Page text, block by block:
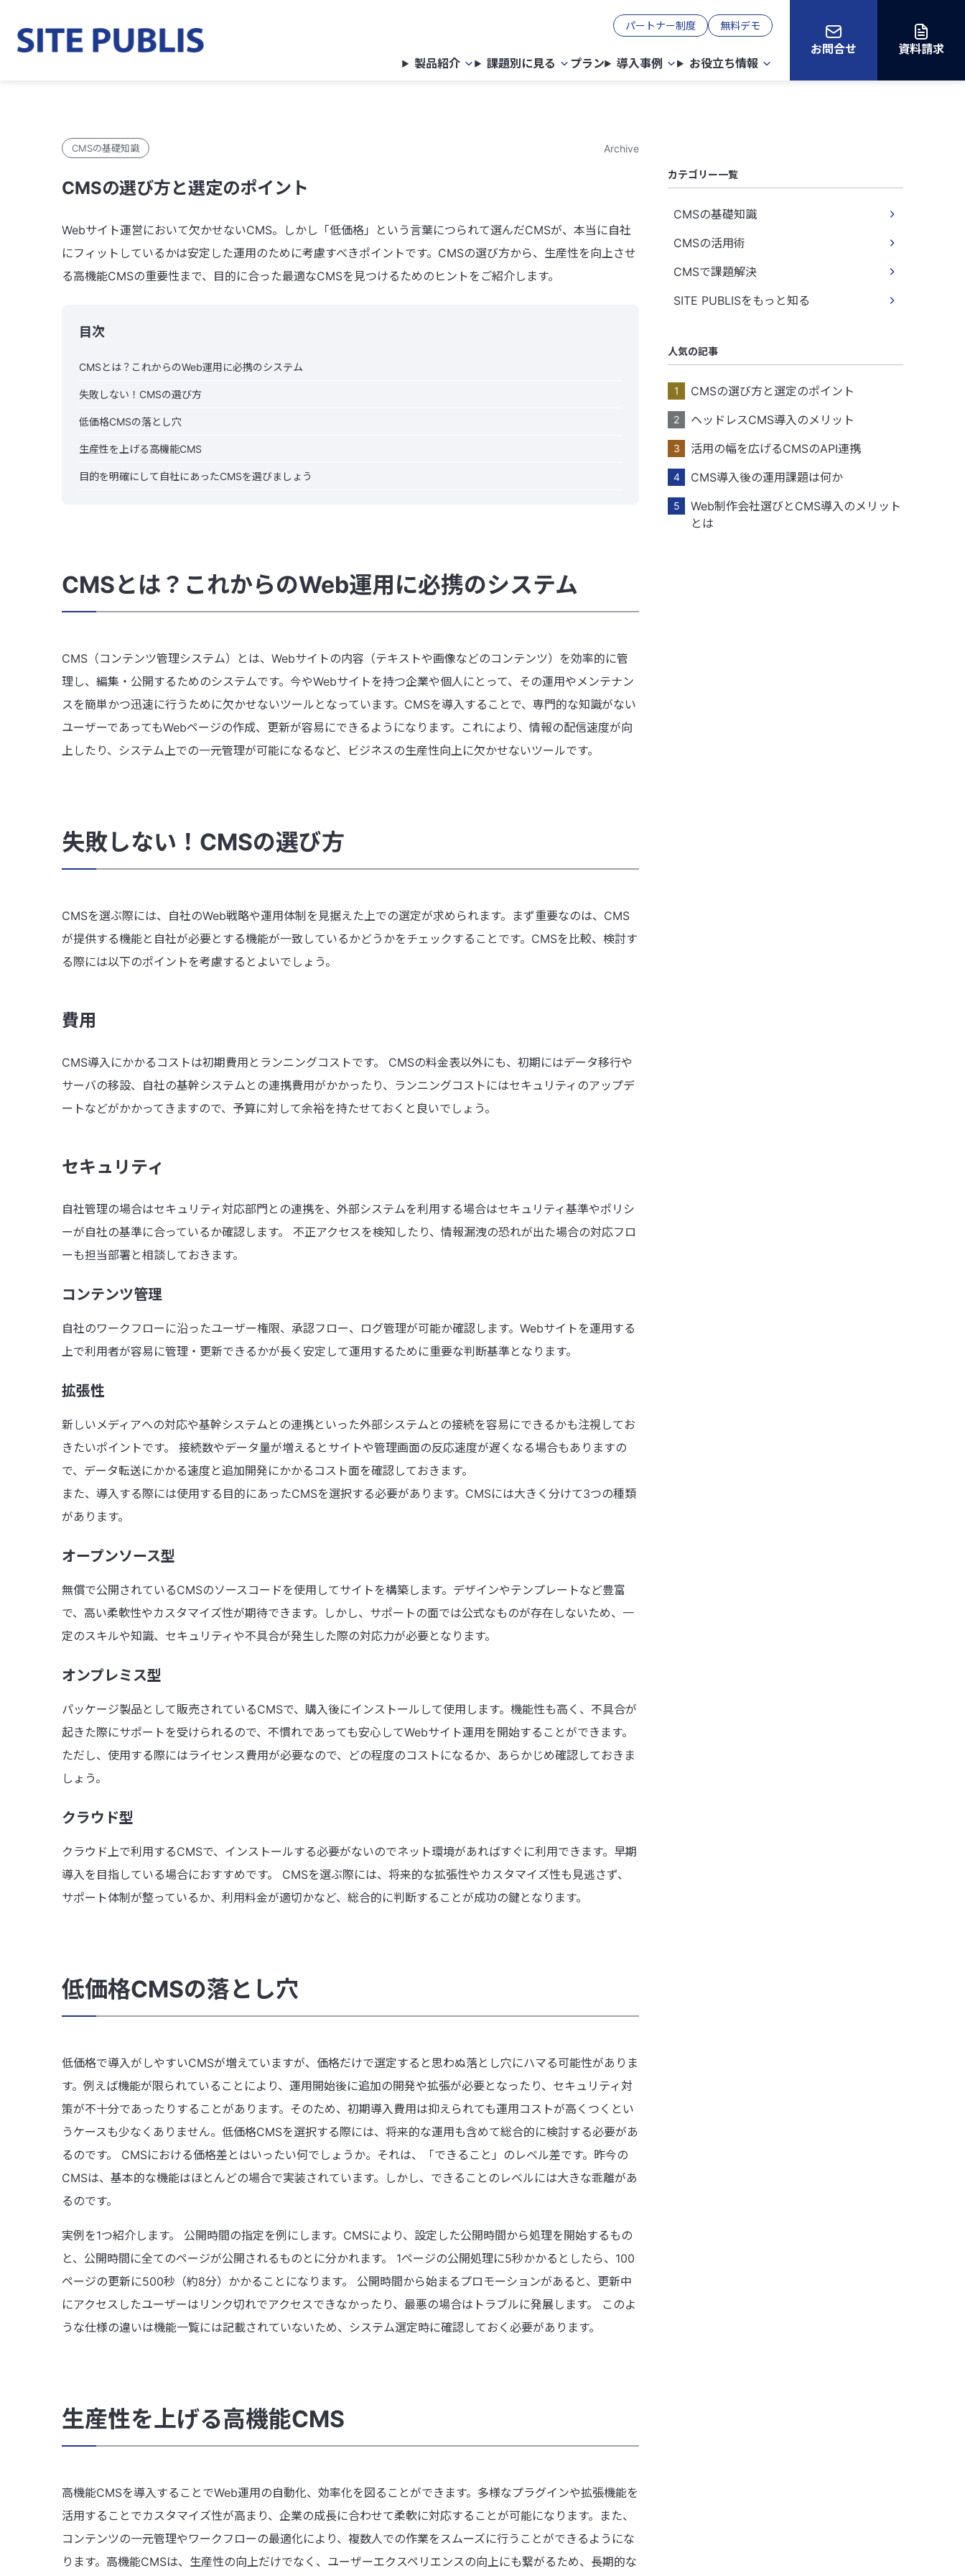
パートナー制度 無料デモ
製品紹介 課題別に見る プラン 導入事例 お役立ち情報
お問合せ 資料請求
CMSの基礎知識 Archive
CMSの選び方と選定のポイント
Webサイト運営において欠かせないCMS。しかし「低価格」という言葉につられて選んだCMSが、本当に自社
にフィットしているかは安定した運用のために考慮すべきポイントです。CMSの選び方から、生産性を向上させ
る高機能CMSの重要性まで、目的に合った最適なCMSを見つけるためのヒントをご紹介します。
目次
CMSとは？これからのWeb運用に必携のシステム
失敗しない！CMSの選び方
低価格CMSの落とし穴
生産性を上げる高機能CMS
目的を明確にして自社にあったCMSを選びましょう
CMSとは？これからのWeb運用に必携のシステム
CMS（コンテンツ管理システム）とは、Webサイトの内容（テキストや画像などのコンテンツ）を効率的に管
理し、編集・公開するためのシステムです。今やWebサイトを持つ企業や個人にとって、その運用やメンテナン
スを簡単かつ迅速に行うために欠かせないツールとなっています。CMSを導入することで、専門的な知識がない
ユーザーであってもWebページの作成、更新が容易にできるようになります。これにより、情報の配信速度が向
上したり、システム上での一元管理が可能になるなど、ビジネスの生産性向上に欠かせないツールです。
失敗しない！CMSの選び方
CMSを選ぶ際には、自社のWeb戦略や運用体制を見据えた上での選定が求められます。まず重要なのは、CMS
が提供する機能と自社が必要とする機能が一致しているかどうかをチェックすることです。CMSを比較、検討す
る際には以下のポイントを考慮するとよいでしょう。
費用
CMS導入にかかるコストは初期費用とランニングコストです。 CMSの料金表以外にも、初期にはデータ移行や
サーバの移設、自社の基幹システムとの連携費用がかかったり、ランニングコストにはセキュリティのアップデ
ートなどがかかってきますので、予算に対して余裕を持たせておくと良いでしょう。
セキュリティ
自社管理の場合はセキュリティ対応部門との連携を、外部システムを利用する場合はセキュリティ基準やポリシ
ーが自社の基準に合っているか確認します。 不正アクセスを検知したり、情報漏洩の恐れが出た場合の対応フロ
ーも担当部署と相談しておきます。
コンテンツ管理
自社のワークフローに沿ったユーザー権限、承認フロー、ログ管理が可能か確認します。Webサイトを運用する
上で利用者が容易に管理・更新できるかが長く安定して運用するために重要な判断基準となります。
拡張性
新しいメディアへの対応や基幹システムとの連携といった外部システムとの接続を容易にできるかも注視してお
きたいポイントです。 接続数やデータ量が増えるとサイトや管理画面の反応速度が遅くなる場合もありますの
で、データ転送にかかる速度と追加開発にかかるコスト面を確認しておきます。
また、導入する際には使用する目的にあったCMSを選択する必要があります。CMSには大きく分けて3つの種類
があります。
オープンソース型
無償で公開されているCMSのソースコードを使用してサイトを構築します。デザインやテンプレートなど豊富
で、高い柔軟性やカスタマイズ性が期待できます。しかし、サポートの面では公式なものが存在しないため、一
定のスキルや知識、セキュリティや不具合が発生した際の対応力が必要となります。
オンプレミス型
パッケージ製品として販売されているCMSで、購入後にインストールして使用します。機能性も高く、不具合が
起きた際にサポートを受けられるので、不慣れであっても安心してWebサイト運用を開始することができます。
ただし、使用する際にはライセンス費用が必要なので、どの程度のコストになるか、あらかじめ確認しておきま
しょう。
クラウド型
クラウド上で利用するCMSで、インストールする必要がないのでネット環境があればすぐに利用できます。早期
導入を目指している場合におすすめです。 CMSを選ぶ際には、将来的な拡張性やカスタマイズ性も見逃さず、
サポート体制が整っているか、利用料金が適切かなど、総合的に判断することが成功の鍵となります。
低価格CMSの落とし穴
低価格で導入がしやすいCMSが増えていますが、価格だけで選定すると思わぬ落とし穴にハマる可能性がありま
す。例えば機能が限られていることにより、運用開始後に追加の開発や拡張が必要となったり、セキュリティ対
策が不十分であったりすることがあります。そのため、初期導入費用は抑えられても運用コストが高くつくとい
うケースも少なくありません。低価格CMSを選択する際には、将来的な運用も含めて総合的に検討する必要があ
るのです。 CMSにおける価格差とはいったい何でしょうか。それは、「できること」のレベル差です。昨今の
CMSは、基本的な機能はほとんどの場合で実装されています。しかし、できることのレベルには大きな乖離があ
るのです。
実例を1つ紹介します。 公開時間の指定を例にします。CMSにより、設定した公開時間から処理を開始するもの
と、公開時間に全てのページが公開されるものとに分かれます。 1ページの公開処理に5秒かかるとしたら、100
ページの更新に500秒（約8分）かかることになります。 公開時間から始まるプロモーションがあると、更新中
にアクセスしたユーザーはリンク切れでアクセスできなかったり、最悪の場合はトラブルに発展します。 このよ
うな仕様の違いは機能一覧には記載されていないため、システム選定時に確認しておく必要があります。
生産性を上げる高機能CMS
高機能CMSを導入することでWeb運用の自動化、効率化を図ることができます。多様なプラグインや拡張機能を
活用することでカスタマイズ性が高まり、企業の成長に合わせて柔軟に対応することが可能になります。また、
コンテンツの一元管理やワークフローの最適化により、複数人での作業をスムーズに行うことができるようにな
ります。高機能CMSは、生産性の向上だけでなく、ユーザーエクスペリエンスの向上にも繋がるため、長期的な
カテゴリー一覧
CMSの基礎知識
CMSの活用術
CMSで課題解決
SITE PUBLISをもっと知る
人気の記事
CMSの選び方と選定のポイント
ヘッドレスCMS導入のメリット
活用の幅を広げるCMSのAPI連携
CMS導入後の運用課題は何か
Web制作会社選びとCMS導入のメリット
とは